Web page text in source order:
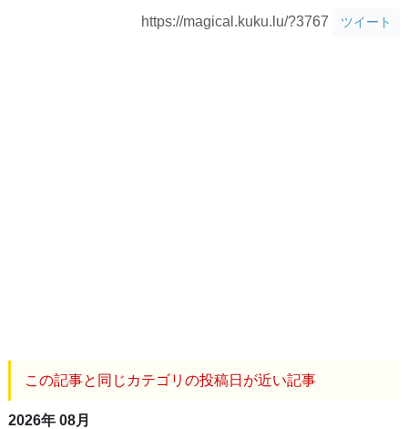
https://magical.kuku.lu/?3767 ツイート
この記事と同じカテゴリの投稿日が近い記事
2026年 08月